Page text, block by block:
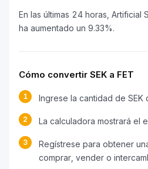
En las últimas 24 horas, Artificial
ha aumentado un 9.33%.
Cómo convertir SEK a FET
1 Ingrese la cantidad de
2 La calculadora mostrará el
3
Regístrese para obtener
comprar, vender o